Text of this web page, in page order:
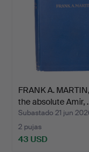
FRANK A.
the absolute Amir,
Subastado 21 jun
2 pujas
43 USD